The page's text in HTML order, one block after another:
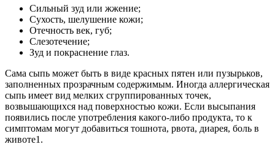
Сильный зуд или жжение;
Сухость, шелушение кожи;
Отечность век, губ;
Слезотечение;
Зуд и покраснение глаз.
Сама сыпь может быть в виде красных пятен или пузырьков,
заполненных прозрачным содержимым. Иногда аллергическая
сыпь имеет вид мелких сгруппированных точек,
возвышающихся над поверхностью кожи. Если высыпания
появились после употребления какого-либо продукта, то к
симптомам могут добавиться тошнота, рвота, диарея, боль в
животе1.